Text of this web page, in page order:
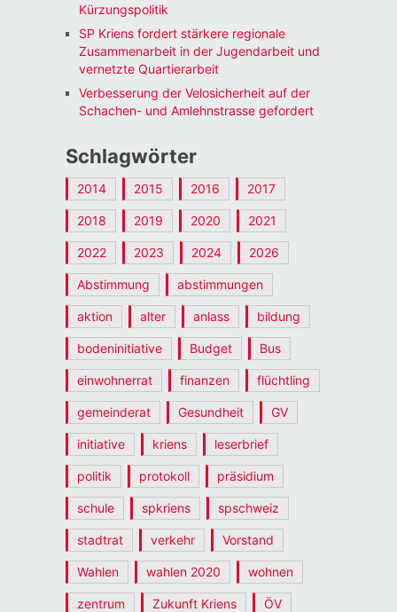
Kürzungspolitik
SP Kriens fordert stärkere regionale
Zusammenarbeit in der Jugendarbeit und
vernetzte Quartierarbeit
Verbesserung der Velosicherheit auf der
Schachen- und Amlehnstrasse gefordert
Schlagwörter
2014 2015 2016 2017
2018 2019 2020 2021
2022 2023 2024 2026
Abstimmung abstimmungen
aktion alter anlass bildung
bodeninitiative Budget Bus
einwohnerrat finanzen flüchtling
gemeinderat Gesundheit GV
initiative kriens leserbrief
politik protokoll präsidium
schule spkriens spschweiz
stadtrat verkehr Vorstand
Wahlen wahlen 2020 wohnen
zentrum Zukunft Kriens ÖV